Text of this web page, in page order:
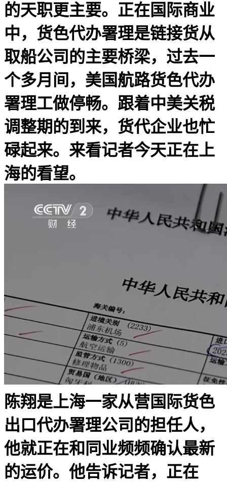
的天职更主要。正在国际商业
中，货色代办署理是链接货从
取船公司的主要桥梁，过去一
个多月间，美国航路货色代办
署理工做停畅。跟着中美关税
调整期的到来，货代企业也忙
碌起来。来看记者今天正在上
海的看望。
陈翔是上海一家从营国际货色
出口代办署理公司的担任人，
他就正在和同业频频确认最新
的运价。他告诉记者，正在